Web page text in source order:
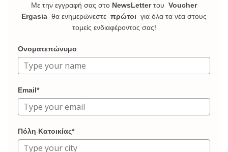
Με την εγγραφή σας στο NewsLetterτου Voucher
Ergasia θα ενημερώνεστε πρώτοι για όλα τα νέα στους
τομείς ενδιαφέροντος σας!
Ονοματεπώνυμο
Email*
Πόλη Κατοικίας*